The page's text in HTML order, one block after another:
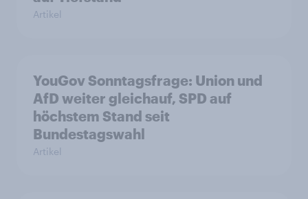
Artikel
YouGov Sonntagsfrage: Union und
AfD weiter gleichauf, SPD auf
höchstem Stand seit
Bundestagswahl
Artikel